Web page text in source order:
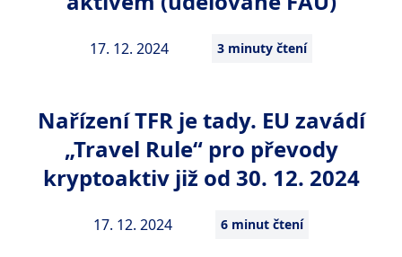
17. 12. 2024 3 minuty čtení
17. 12. 2024 6 minut čtení
Nařízení TFR je tady. EU zavádí
„Travel Rule“ pro převody
kryptoaktiv již od 30. 12. 2024